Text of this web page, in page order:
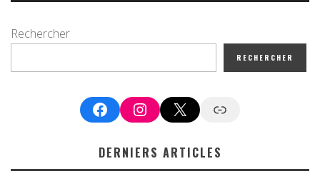
Rechercher
RECHERCHER
FacebookInstagram
X Google News
DERNIERS ARTICLES